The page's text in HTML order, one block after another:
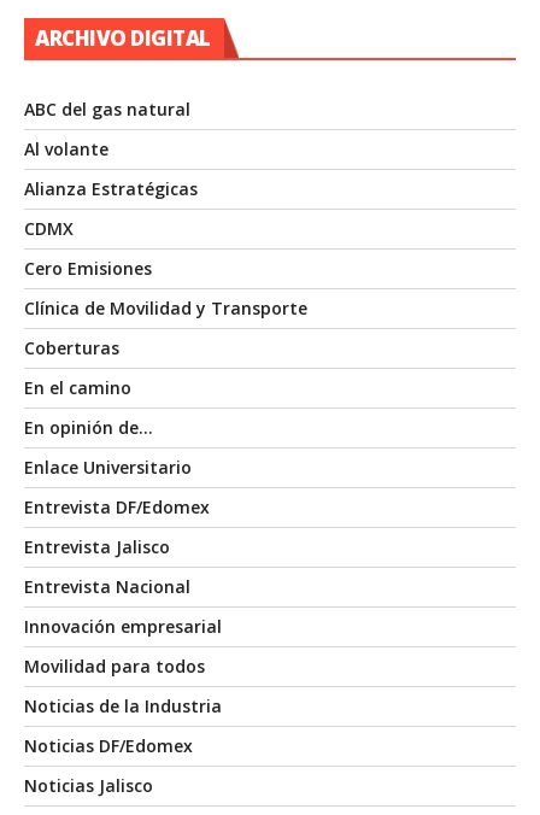
ARCHIVO DIGITAL
ABC del gas natural
Al volante
Alianza Estratégicas
CDMX
Cero Emisiones
Clínica de Movilidad y Transporte
Coberturas
En el camino
En opinión de…
Enlace Universitario
Entrevista DF/Edomex
Entrevista Jalisco
Entrevista Nacional
Innovación empresarial
Movilidad para todos
Noticias de la Industria
Noticias DF/Edomex
Noticias Jalisco